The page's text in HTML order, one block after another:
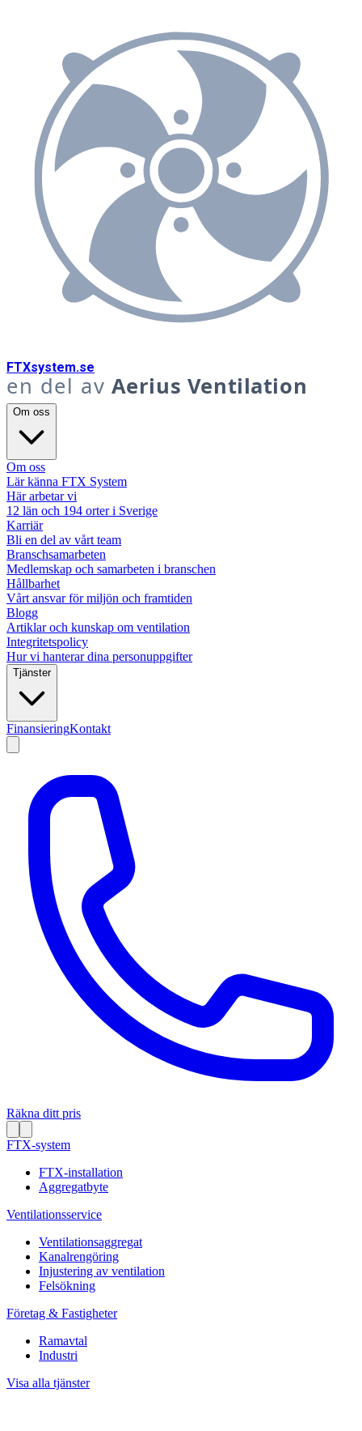
FTXsystem.se
en del av Aerius Ventilation
Om oss
Om oss
Lär känna FTX System
Här arbetar vi
12 län och 194 orter i Sverige
Karriär
Bli en del av vårt team
Branschsamarbeten
Medlemskap och samarbeten i branschen
Hållbarhet
Vårt ansvar för miljön och framtiden
Blogg
Artiklar och kunskap om ventilation
Integritetspolicy
Hur vi hanterar dina personuppgifter
Tjänster
FinansieringKontakt
Räkna ditt pris
FTX-system
FTX-installation
Aggregatbyte
Ventilationsservice
Ventilationsaggregat
Kanalrengöring
Injustering av ventilation
Felsökning
Företag & Fastigheter
Ramavtal
Industri
Visa alla tjänster